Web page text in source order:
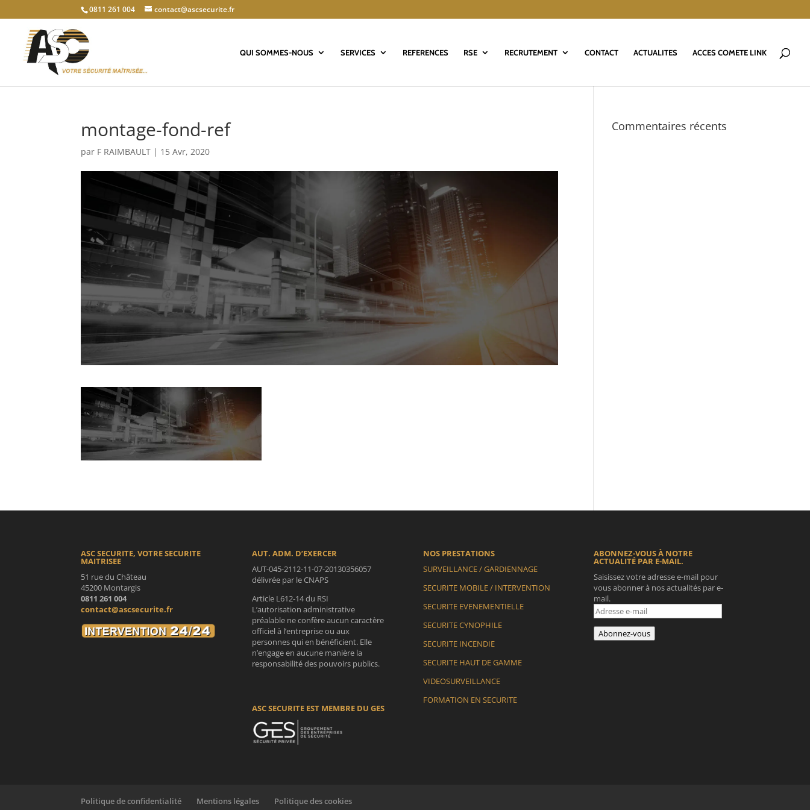
0811 261 004 contact@ascsecurite.fr
QUI SOMMES-NOUS SERVICES REFERENCES RSE RECRUTEMENT CONTACT ACTUALITES ACCES COMETE LINK
montage-fond-ref
par F RAIMBAULT | 15 Avr, 2020
Commentaires récents
ASC SECURITE, VOTRE SECURITE
MAITRISEE
51 rue du Château
45200 Montargis
0811 261 004
contact@ascsecurite.fr
AUT. ADM. D’EXERCER
AUT-045-2112-11-07-20130356057
délivrée par le CNAPS
Article L612-14 du RSI
L’autorisation administrative
préalable ne confère aucun caractère
officiel à l’entreprise ou aux
personnes qui en bénéficient. Elle
n’engage en aucune manière la
responsabilité des pouvoirs publics.
ASC SECURITE EST MEMBRE DU GES
NOS PRESTATIONS
SURVEILLANCE / GARDIENNAGE
SECURITE MOBILE / INTERVENTION
SECURITE EVENEMENTIELLE
SECURITE CYNOPHILE
SECURITE INCENDIE
SECURITE HAUT DE GAMME
VIDEOSURVEILLANCE
FORMATION EN SECURITE
ABONNEZ-VOUS À NOTRE
ACTUALITÉ PAR E-MAIL.
Saisissez votre adresse e-mail pour
vous abonner à nos actualités par e-
mail.
Adresse
e-
mail
Abonnez-vous
Politique de confidentialité Mentions légales Politique des cookies